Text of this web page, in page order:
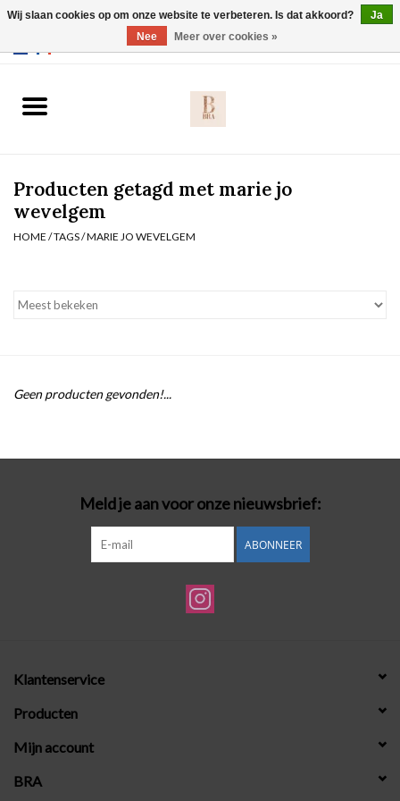
Slip
Body
Homewear
Producten getagd met marie jo
wevelgem
HOME /TAGS/MARIE JO WEVELGEM
Geen producten gevonden!...
Meld je aan voor onze nieuwsbrief:
ABONNEER
Klantenservice
Producten
Mijn account
BRA
Wij slaan cookies op om onze website te verbeteren. Is dat akkoord?
Ja
Nee
Meer over cookies »
Webshop werkt met EU maten. .